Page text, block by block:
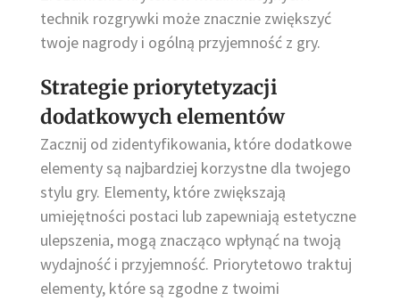
technik rozgrywki może znacznie zwiększyć
twoje nagrody i ogólną przyjemność z gry.
Strategie priorytetyzacji
dodatkowych elementów
Zacznij od zidentyfikowania, które dodatkowe
elementy są najbardziej korzystne dla twojego
stylu gry. Elementy, które zwiększają
umiejętności postaci lub zapewniają estetyczne
ulepszenia, mogą znacząco wpłynąć na twoją
wydajność i przyjemność. Priorytetowo traktuj
elementy, które są zgodne z twoimi